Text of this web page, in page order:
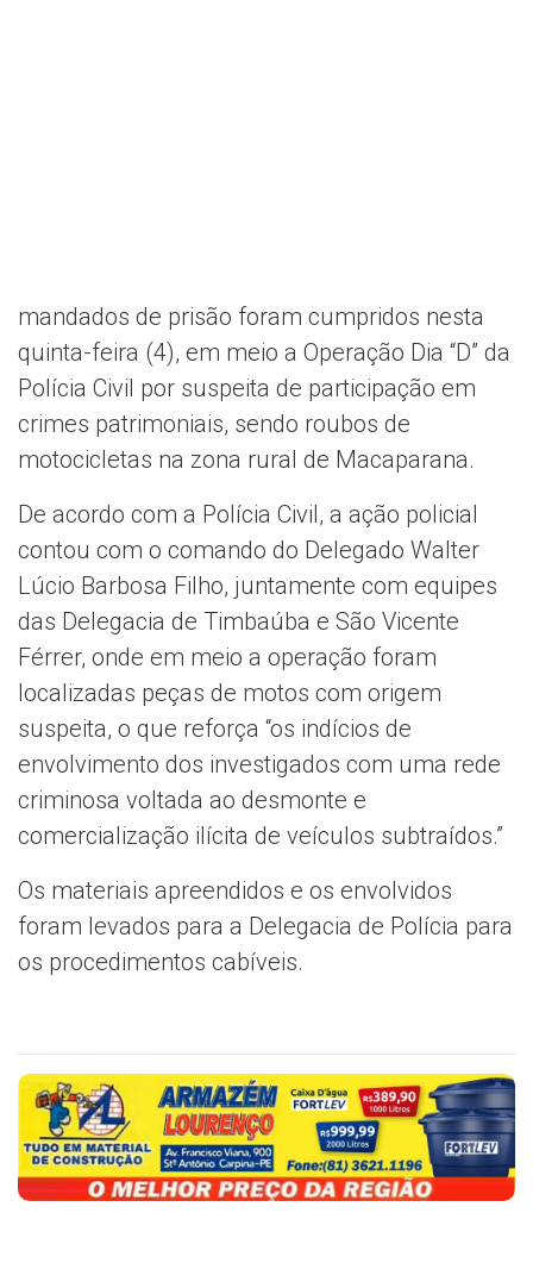
mandados de prisão foram cumpridos nesta
quinta-feira (4), em meio a Operação Dia “D” da
Polícia Civil por suspeita de participação em
crimes patrimoniais, sendo roubos de
motocicletas na zona rural de Macaparana.
De acordo com a Polícia Civil, a ação policial
contou com o comando do Delegado Walter
Lúcio Barbosa Filho, juntamente com equipes
das Delegacia de Timbaúba e São Vicente
Férrer, onde em meio a operação foram
localizadas peças de motos com origem
suspeita, o que reforça “os indícios de
envolvimento dos investigados com uma rede
criminosa voltada ao desmonte e
comercialização ilícita de veículos subtraídos.”
Os materiais apreendidos e os envolvidos
foram levados para a Delegacia de Polícia para
os procedimentos cabíveis.